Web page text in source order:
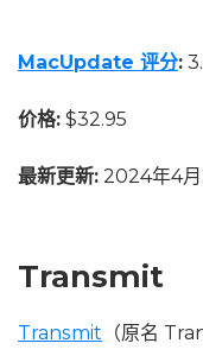
MacUpdate 评分:
价格: $32.95
最新更新: 2024年4月
Transmit
Transmit （原名